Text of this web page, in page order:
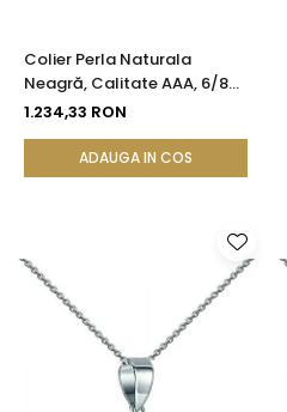
Colier Perla Naturala
Neagră, Calitate AAA, 6/8
mm si Aur 14k | KASKADDA®
1.234,33 RON
ADAUGA IN COS